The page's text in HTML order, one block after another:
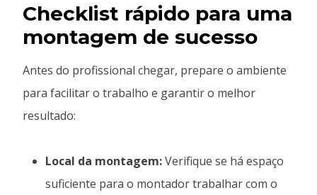
Checklist rápido para uma
montagem de sucesso
Antes do profissional chegar, prepare o ambiente
para facilitar o trabalho e garantir o melhor
resultado:
Local da montagem:Verifique se há espaço
suficiente para o montador trabalhar com o